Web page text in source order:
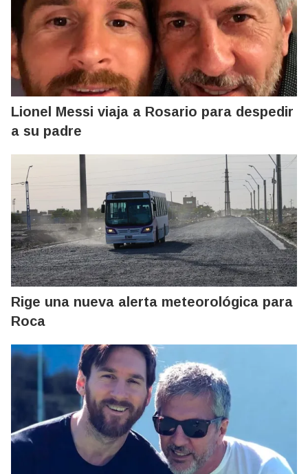
Lionel Messi viaja a Rosario para despedir
a su padre
Rige una nueva alerta meteorológica para
Roca